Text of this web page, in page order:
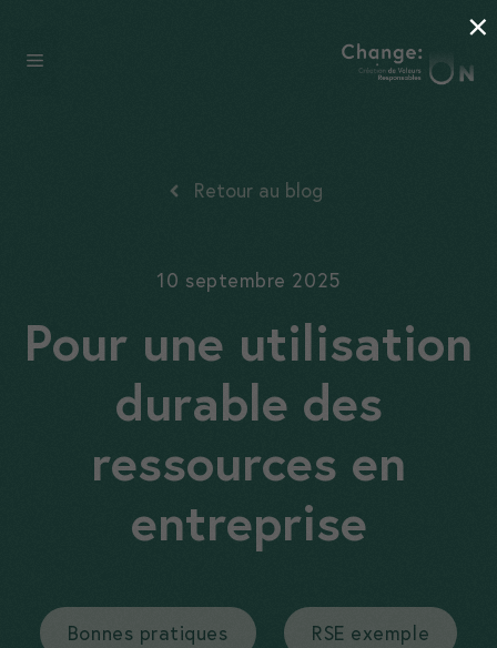
contenuMenu
Retour au blog
10 septembre 2025
Pour une utilisation
durable des
ressources en
entreprise
Bonnes pratiques RSE exemple
×